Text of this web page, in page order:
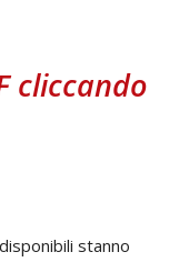
cliccando
stanno